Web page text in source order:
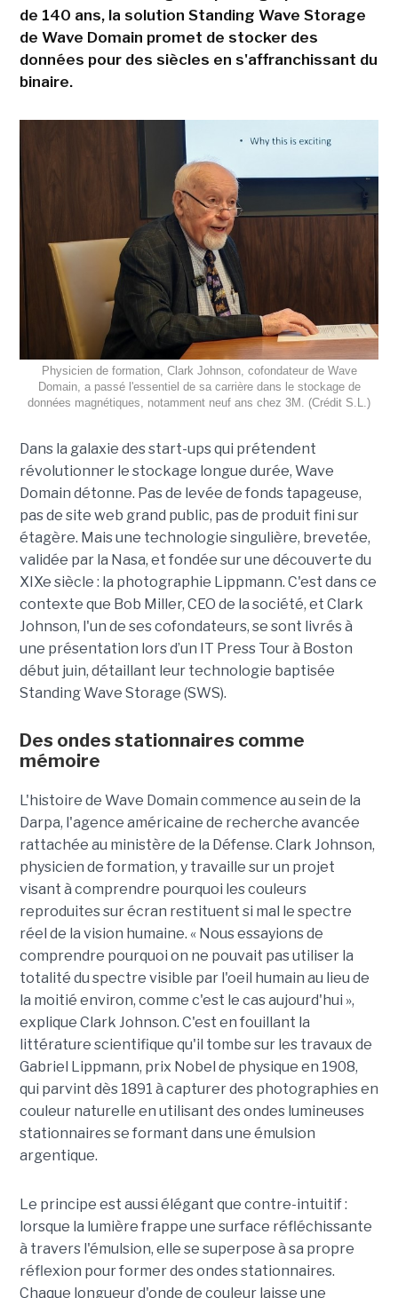
de 140 ans, la solution Standing Wave Storage
de Wave Domain promet de stocker des
données pour des siècles en s'affranchissant du
binaire.
Physicien de formation, Clark Johnson, cofondateur de Wave
Domain, a passé l'essentiel de sa carrière dans le stockage de
données magnétiques, notamment neuf ans chez 3M. (Crédit S.L.)
Dans la galaxie des start-ups qui prétendent
révolutionner le stockage longue durée, Wave
Domain détonne. Pas de levée de fonds tapageuse,
pas de site web grand public, pas de produit fini sur
étagère. Mais une technologie singulière, brevetée,
validée par la Nasa, et fondée sur une découverte du
XIXe siècle : la photographie Lippmann. C'est dans ce
contexte que Bob Miller, CEO de la société, et Clark
Johnson, l'un de ses cofondateurs, se sont livrés à
une présentation lors d’un IT Press Tour à Boston
début juin, détaillant leur technologie baptisée
Standing Wave Storage (SWS).
Des ondes stationnaires comme
mémoire
L'histoire de Wave Domain commence au sein de la
Darpa, l'agence américaine de recherche avancée
rattachée au ministère de la Défense. Clark Johnson,
physicien de formation, y travaille sur un projet
visant à comprendre pourquoi les couleurs
reproduites sur écran restituent si mal le spectre
réel de la vision humaine. « Nous essayions de
comprendre pourquoi on ne pouvait pas utiliser la
totalité du spectre visible par l'oeil humain au lieu de
la moitié environ, comme c'est le cas aujourd'hui »,
explique Clark Johnson. C'est en fouillant la
littérature scientifique qu'il tombe sur les travaux de
Gabriel Lippmann, prix Nobel de physique en 1908,
qui parvint dès 1891 à capturer des photographies en
couleur naturelle en utilisant des ondes lumineuses
stationnaires se formant dans une émulsion
argentique.
Le principe est aussi élégant que contre-intuitif :
lorsque la lumière frappe une surface réfléchissante
à travers l'émulsion, elle se superpose à sa propre
réflexion pour former des ondes stationnaires.
Chaque longueur d'onde de couleur laisse une